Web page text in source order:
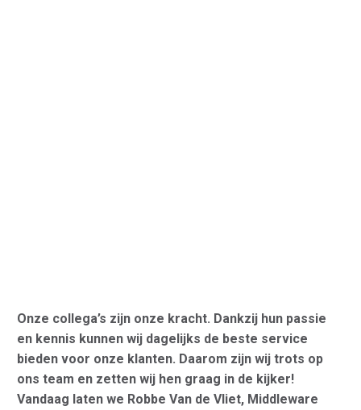
Onze collega’s zijn onze kracht. Dankzij hun passie
en kennis kunnen wij dagelijks de beste service
bieden voor onze klanten. Daarom zijn wij trots op
ons team en zetten wij hen graag in de kijker!
Vandaag laten we Robbe Van de Vliet, Middleware